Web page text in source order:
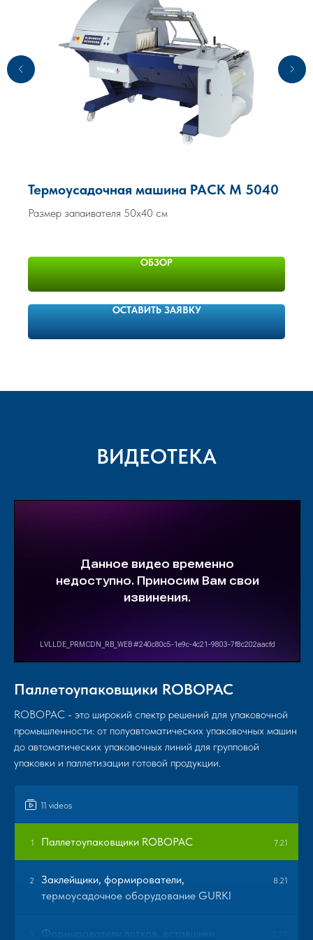
Термоусадочная машина PACK M 5040
Размер запаивателя 50х40 см
ОБЗОР
ОСТАВИТЬ ЗАЯВКУ
ВИДЕОТЕКА
11 videos
1 Паллетоупаковщики ROBOPAC 7:21
2
Заклейщики, формирователи,
термоусадочное оборудование GURKI
8:21
Формирователи лотков, вставщики
Паллетоупаковщики ROBOPAC
ROBOPAC - это широкий спектр решений для упаковочной
промышленности: от полуавтоматических упаковочных машин
до автоматических упаковочных линий для групповой
упаковки и паллетизации готовой продукции.